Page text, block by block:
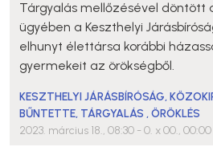
Tárgyalás mellőzésével döntött
ügyében a Keszthelyi
elhunyt élettársa korábbi
gyermekeit az örökségből.
KESZTHELYI JÁRÁSBÍRÓSÁG,
BŰNTETTE, TÁRGYALÁS ,ÖRÖKLÉS
2023. március 18., 08:30 - 0. x 00., 00:00